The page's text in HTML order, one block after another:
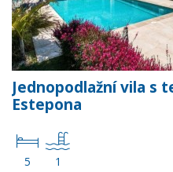
Jednopodlažní vila s
Estepona
5 1